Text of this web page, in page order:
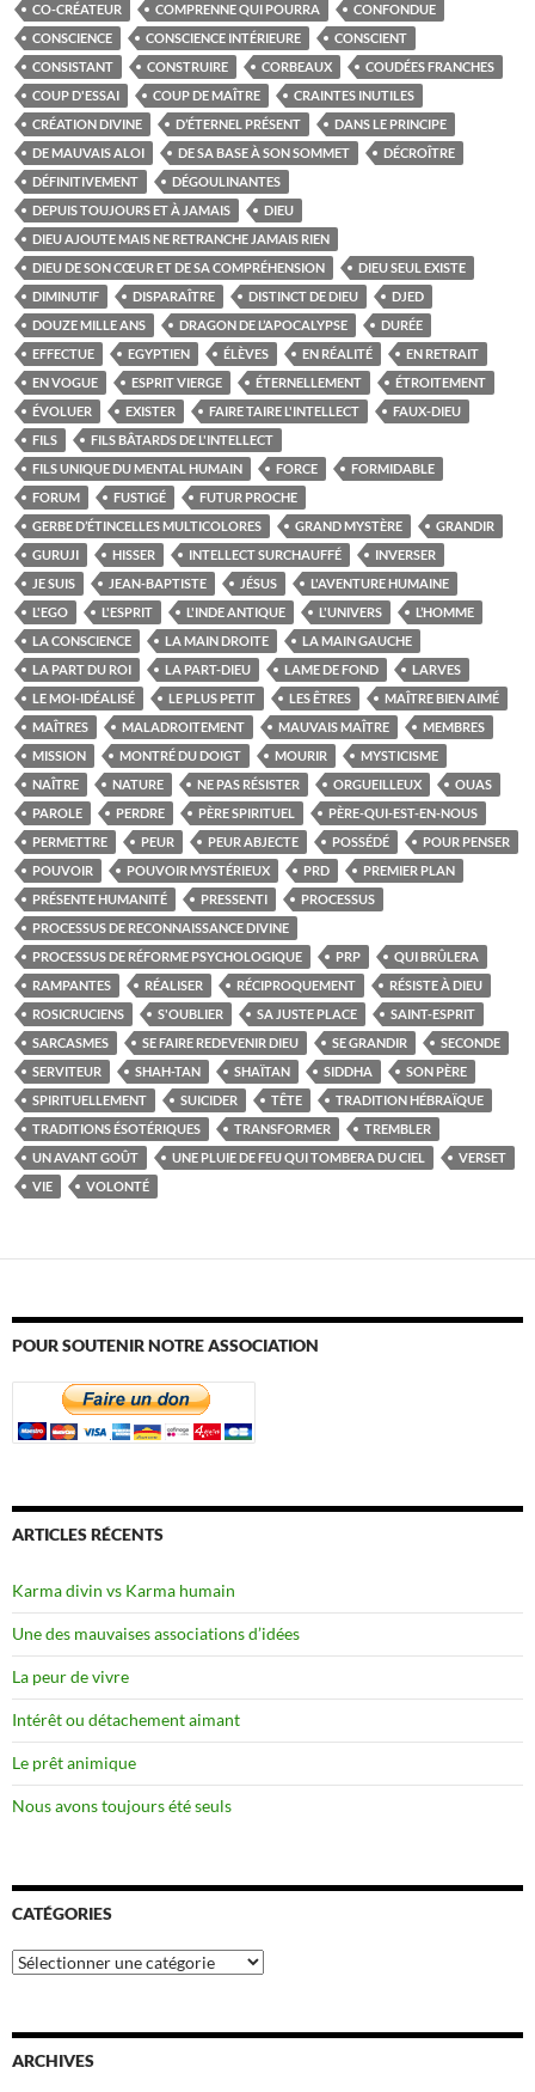
CO-CRÉATEUR COMPRENNE QUI POURRA
CONFONDUE
CONSCIENCE
CONSCIENCE INTÉRIEURE
CONSCIENT
CONSISTANT
CONSTRUIRE CORBEAUX
COUDÉES FRANCHES
COUP D'ESSAI
COUP DE MAÎTRE
CRAINTES INUTILES
CRÉATION DIVINE
D’ÉTERNEL PRÉSENT
DANS LE PRINCIPE
DE MAUVAIS ALOI
DE SA BASE À SON SOMMET
DÉCROÎTRE
DÉFINITIVEMENT
DÉGOULINANTES
DEPUIS TOUJOURS ET À JAMAIS
DIEU
DIEU AJOUTE MAIS NE RETRANCHE JAMAIS RIEN
DIEU DE SON CŒUR ET DE SA COMPRÉHENSION
DIEU SEUL EXISTE
DIMINUTIF
DISPARAÎTRE DISTINCT DE DIEU
DJED
DOUZE MILLE ANS
DRAGON DE L’APOCALYPSE
DURÉE
EFFECTUE
EGYPTIEN ÉLÈVES EN RÉALITÉ
EN RETRAIT
EN VOGUE
ESPRIT VIERGE ÉTERNELLEMENT
ÉTROITEMENT
ÉVOLUER
EXISTER FAIRE TAIRE L'INTELLECT
FAUX-DIEU
FILS
FILS BÂTARDS DE L'INTELLECT
FILS UNIQUE DU MENTAL HUMAIN
FORCE
FORMIDABLE
FORUM
FUSTIGÉ
FUTUR PROCHE
GERBE D’ÉTINCELLES MULTICOLORES
GRAND MYSTÈRE
GRANDIR
GURUJI
HISSER INTELLECT SURCHAUFFÉ
INVERSER
JE SUIS
JEAN-BAPTISTE JÉSUS
L'AVENTURE HUMAINE
L'EGO
L'ESPRIT L'INDE ANTIQUE L'UNIVERS
L’HOMME
LA CONSCIENCE
LA MAIN DROITE
LA MAIN GAUCHE
LA PART DU ROI
LA PART-DIEU LAME DE FOND
LARVES
LE MOI-IDÉALISÉ
LE PLUS PETIT LES ÊTRES
MAÎTRE BIEN AIMÉ
MAÎTRES
MALADROITEMENT MAUVAIS MAÎTRE
MEMBRES
MISSION
MONTRÉ DU DOIGT MOURIR
MYSTICISME
NAÎTRE
NATURE NE PAS RÉSISTER ORGUEILLEUX
OUAS
PAROLE
PERDRE PÈRE SPIRITUEL
PÈRE-QUI-EST-EN-NOUS
PERMETTRE
PEUR PEUR ABJECTE POSSÉDÉ
POUR PENSER
POUVOIR
POUVOIR MYSTÉRIEUX PRD
PREMIER PLAN
PRÉSENTE HUMANITÉ
PRESSENTI
PROCESSUS
PROCESSUS DE RECONNAISSANCE DIVINE
PROCESSUS DE RÉFORME PSYCHOLOGIQUE
PRP
QUI BRÛLERA
RAMPANTES
RÉALISER RÉCIPROQUEMENT
RÉSISTE À DIEU
ROSICRUCIENS
S'OUBLIER SA JUSTE PLACE
SAINT-ESPRIT
SARCASMES
SE FAIRE REDEVENIR DIEU SE GRANDIR
SECONDE
SERVITEUR
SHAH-TAN SHAÏTAN SIDDHA
SON PÈRE
SPIRITUELLEMENT
SUICIDER TÊTE
TRADITION HÉBRAÏQUE
TRADITIONS ÉSOTÉRIQUES
TRANSFORMER
TREMBLER
UN AVANT GOÛT
UNE PLUIE DE FEU QUI TOMBERA DU CIEL
VERSET
VIE
VOLONTÉ
POUR SOUTENIR NOTRE ASSOCIATION
ARTICLES RÉCENTS
Karma divin vs Karma humain
Une des mauvaises associations d’idées
La peur de vivre
Intérêt ou détachement aimant
Le prêt animique
Nous avons toujours été seuls
CATÉGORIES
Catégories
ARCHIVES